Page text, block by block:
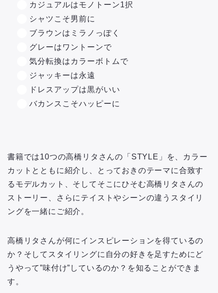
カジュアルはモノトーン1択
シャツこそ男前に
ブラウンはミラノっぽく
グレーはワントーンで
気分転換はカラーボトムで
ジャッキーは永遠
ドレスアップは黒がいい
バカンスこそハッピーに
書籍では10つの高橋リタさんの「STYLE」を、カラー
カットとともに紹介し、とっておきのテーマに合致す
るモデルカット、そしてそこにひそむ高橋リタさんの
ストーリー、さらにテイストやシーンの違うスタイリ
ングを一緒にご紹介。
高橋リタさんが何にインスピレーションを得ているの
か？そしてスタイリングに自分の好きを足すためにど
うやって”味付け”しているのか？を知ることができま
す。